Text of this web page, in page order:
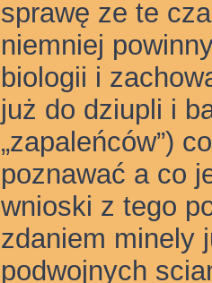
sprawę ze te
niemniej
biologii i
już do dziupli i
„zapaleńców”)
poznawać a co
wnioski z tego
zdaniem minely
podwojnych